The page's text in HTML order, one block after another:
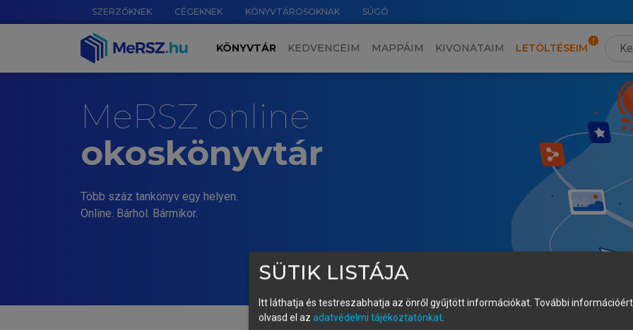
SZERZŐKNEK CÉGEKNEK KÖNYVTÁROSOKNAK SÚGÓ
KÖNYVTÁR KEDVENCEIM MAPPÁIM KIVONATAIM LETÖLTÉSEIM
MeRSZ online
okoskönyvtár
Több száz tankönyv egy helyen.
Online. Bárhol. Bármikor.
SÜTIK LISTÁJA
Itt láthatja és testreszabhatja az önről gyűjtött információkat. További
olvasd el az adatvédelmi tájékoztatónkat.